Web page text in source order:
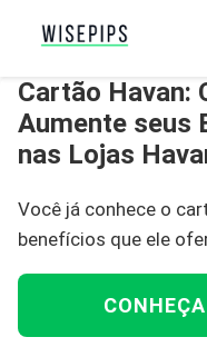
Cartão Havan:
Aumente seus
nas Lojas
Você já conhece o
benefícios que ele